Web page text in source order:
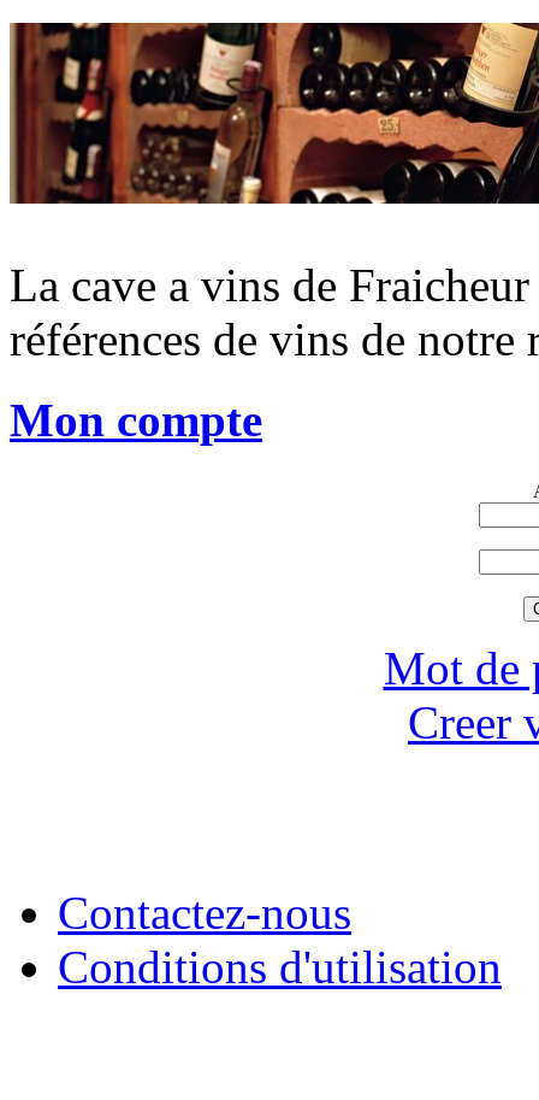
La cave a vins de
références de vins de
Mon compte
Mot de
Creer
Contactez-nous
Conditions d'utilisation